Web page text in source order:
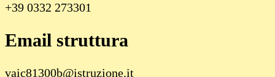
+39 0332 273301
Email struttura
vaic81300b@istruzione.it